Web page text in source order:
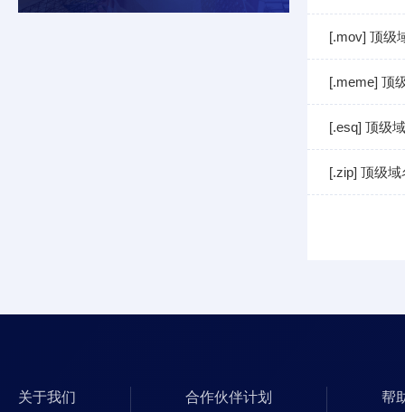
[.mov] 顶级
[.meme] 顶
[.esq] 顶级
[.zip] 顶级
关于我们 合作伙伴计划 帮